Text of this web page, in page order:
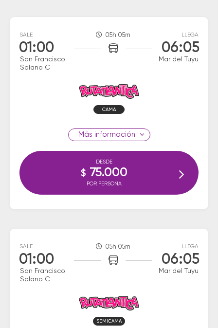
SALE
01:00
San Francisco
Solano C
05h 05m LLEGA
06:05
Mar del Tuyu
CAMA
información
DESDE
$ 75.000
POR PERSONA
SALE
01:00
San Francisco
Solano C
05h 05m LLEGA
06:05
Mar del Tuyu
SEMICAMA